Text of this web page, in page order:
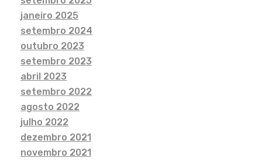
janeiro 2025
setembro 2024
outubro 2023
setembro 2023
abril 2023
setembro 2022
agosto 2022
julho 2022
dezembro 2021
novembro 2021